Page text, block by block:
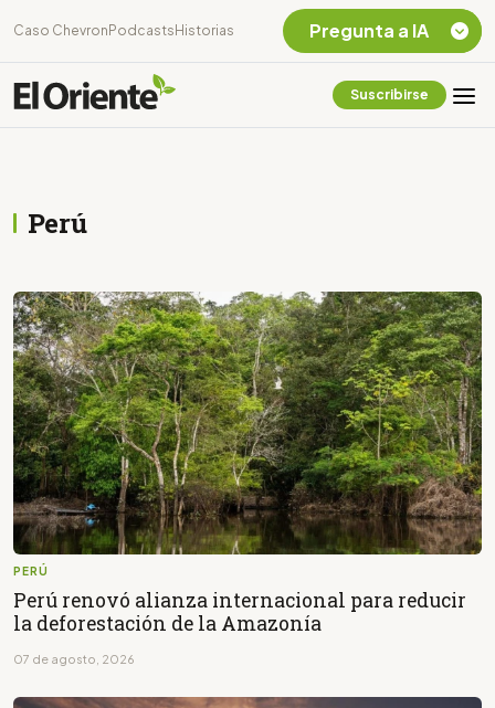
Caso Chevron Podcasts Historias
Suscribirse
Perú
PERÚ
Perú renovó alianza internacional para reducir
la deforestación de la Amazonía
07 de agosto, 2026
Pregunta a IA
tasa minera que rige en
Ecuador?